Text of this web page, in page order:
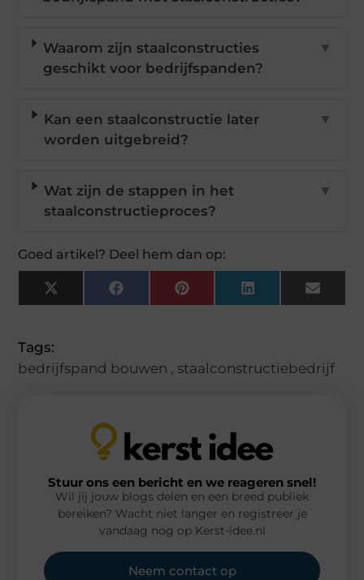
Waarom zijn staalconstructies
geschikt voor bedrijfspanden?
▼
Kan een staalconstructie later
worden uitgebreid?
▼
Wat zijn de stappen in het
staalconstructieproces?
▼
Goed artikel? Deel hem dan op:
X
(Twitter)
FacebookPinterestLinkedInEmail
Tags:
bedrijfspand bouwen , staalconstructiebedrijf
Stuur ons een bericht en we reageren snel!
Wil jij jouw blogs delen en een breed publiek
bereiken? Wacht niet langer en registreer je
vandaag nog op Kerst-idee.nl
Neem contact op